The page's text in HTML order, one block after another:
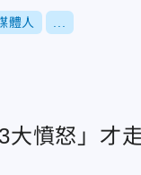
體人
憤怒」才